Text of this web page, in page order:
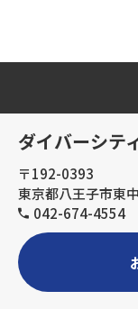
ダイバーシテ
〒192-0393
東京都八王子市東
042-674-4554